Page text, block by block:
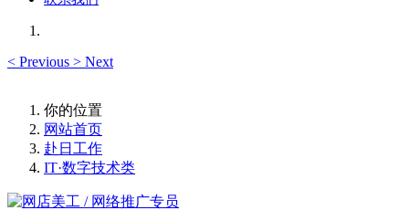
< Previous > Next
你的位置
网站首页
赴日工作
IT·数字技术类